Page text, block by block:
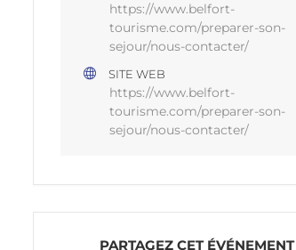
https://www.belfort-
tourisme.com/preparer-son-
sejour/nous-contacter/
SITE WEB
https://www.belfort-
tourisme.com/preparer-son-
sejour/nous-contacter/
PARTAGEZ CET ÉVÉNEMENT